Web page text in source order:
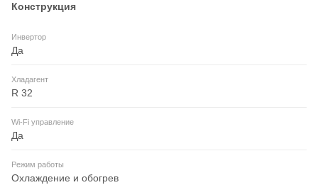
Конструкция
Инвертор
Да
Хладагент
R 32
Wi-Fi управление
Да
Режим работы
Охлаждение и обогрев